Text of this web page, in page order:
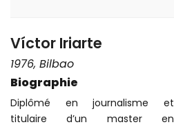
Víctor Iriarte
1976, Bilbao
Biographie
Diplômé en journalisme et
titulaire d’un master en